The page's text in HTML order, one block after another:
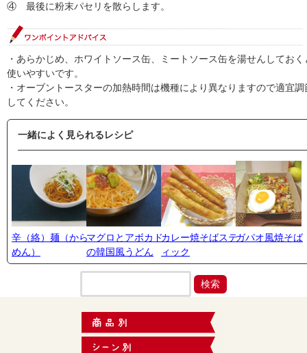
④ 最後に粉末パセリを散らします。
・あらかじめ、ホワイトソース缶、ミートソース缶を湯せんしておく
使いやすいです。
・オーブントースターの加熱時間は機種により異なりますので適宜調
してください。
一緒によく見られるレシピ
辛（絡）麺（から
めん）
マグロとアボカド
の韓国風うどん
カレー焼そばステ
ィック
ガパオ風焼そば